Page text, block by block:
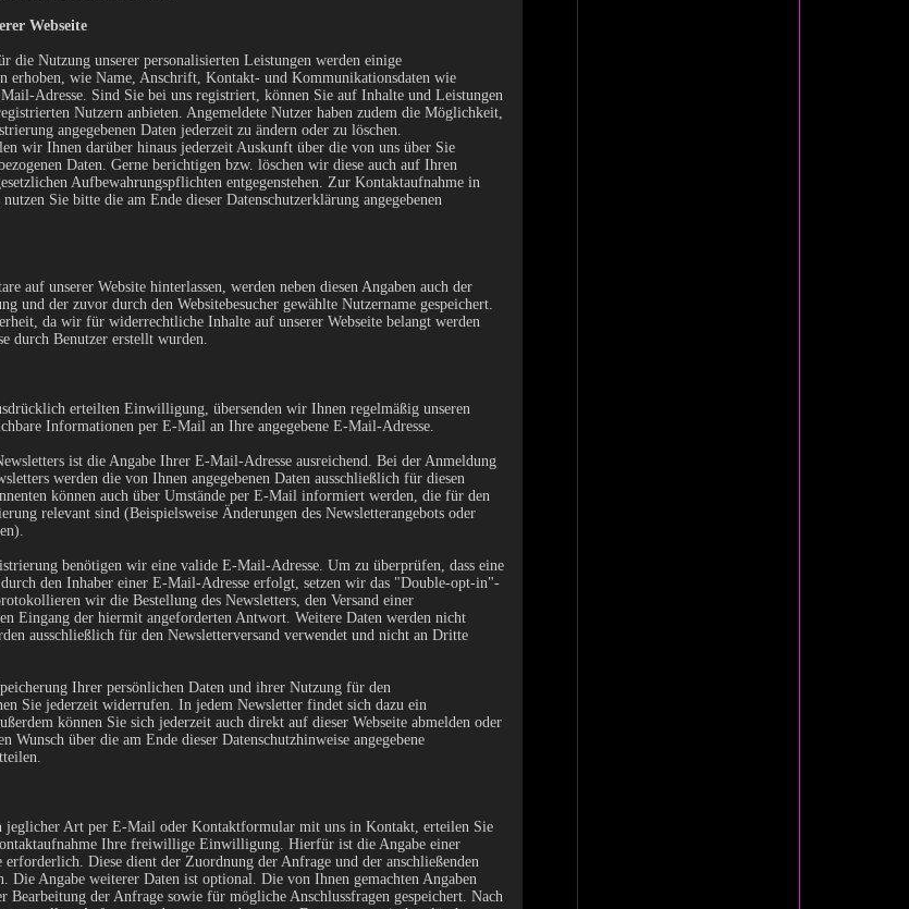
Webseite
die Nutzung unserer personalisierten Leistungen werden einige
erhoben, wie Name, Anschrift, Kontakt- und Kommunikationsdaten wie
Adresse. Sind Sie bei uns registriert, können Sie auf Inhalte und Leistungen
Nutzern anbieten. Angemeldete Nutzer haben zudem die Möglichkeit,
angegebenen Daten jederzeit zu ändern oder zu löschen.
wir Ihnen darüber hinaus jederzeit Auskunft über die von uns über Sie
Daten. Gerne berichtigen bzw. löschen wir diese auch auf Ihren
Aufbewahrungspflichten entgegenstehen. Zur Kontaktaufnahme in
Sie bitte die am Ende dieser Datenschutzerklärung angegebenen
auf unserer Website hinterlassen, werden neben diesen Angaben auch der
und der zuvor durch den Websitebesucher gewählte Nutzername gespeichert.
da wir für widerrechtliche Inhalte auf unserer Webseite belangt werden
durch Benutzer erstellt wurden.
erteilten Einwilligung, übersenden wir Ihnen regelmäßig unseren
Informationen per E-Mail an Ihre angegebene E-Mail-Adresse.
ist die Angabe Ihrer E-Mail-Adresse ausreichend. Bei der Anmeldung
werden die von Ihnen angegebenen Daten ausschließlich für diesen
können auch über Umstände per E-Mail informiert werden, die für den
relevant sind (Beispielsweise Änderungen des Newsletterangebots oder
benötigen wir eine valide E-Mail-Adresse. Um zu überprüfen, dass eine
den Inhaber einer E-Mail-Adresse erfolgt, setzen wir das "Double-opt-in"-
wir die Bestellung des Newsletters, den Versand einer
Eingang der hiermit angeforderten Antwort. Weitere Daten werden nicht
ausschließlich für den Newsletterversand verwendet und nicht an Dritte
Ihrer persönlichen Daten und ihrer Nutzung für den
Sie jederzeit widerrufen. In jedem Newsletter findet sich dazu ein
können Sie sich jederzeit auch direkt auf dieser Webseite abmelden oder
Wunsch über die am Ende dieser Datenschutzhinweise angegebene
jeglicher Art per E-Mail oder Kontaktformular mit uns in Kontakt, erteilen Sie
Ihre freiwillige Einwilligung. Hierfür ist die Angabe einer
Diese dient der Zuordnung der Anfrage und der anschließenden
Die Angabe weiterer Daten ist optional. Die von Ihnen gemachten Angaben
Bearbeitung der Anfrage sowie für mögliche Anschlussfragen gespeichert. Nach